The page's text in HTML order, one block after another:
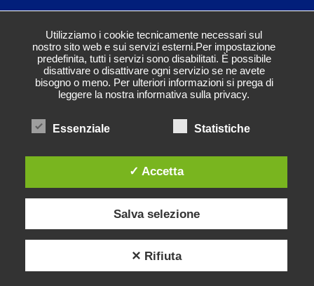
Elisa Tese'
Utilizziamo i cookie tecnicamente necessari sul
nostro sito web e sui servizi esterni.Per impostazione
predefinita, tutti i servizi sono disabilitati. È possibile
disattivare o disattivare ogni servizio se ne avete
bisogno o meno. Per ulteriori informazioni si prega di
leggere la nostra informativa sulla privacy.
Essenziale Statistiche
✓ Accetta
Salva selezione
✕ Rifiuta